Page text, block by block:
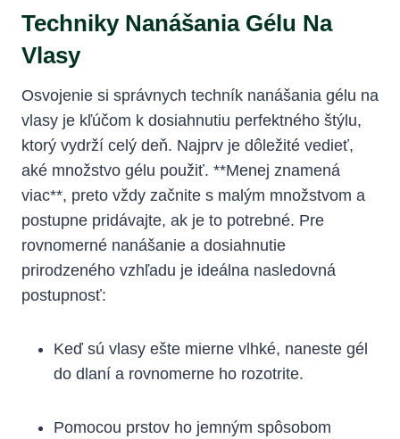
Techniky Nanášania Gélu Na
Vlasy
Osvojenie si správnych techník nanášania gélu na
vlasy je kľúčom k dosiahnutiu perfektného štýlu,
ktorý vydrží celý deň. Najprv je dôležité vedieť,
aké množstvo gélu použiť. **Menej znamená
viac**, preto vždy začnite s malým množstvom a
postupne pridávajte, ak je to potrebné. Pre
rovnomerné nanášanie a dosiahnutie
prirodzeného vzhľadu je ideálna nasledovná
postupnosť:
Keď sú vlasy ešte mierne vlhké, naneste gél
do dlaní a rovnomerne ho rozotrite.
Pomocou prstov ho jemným spôsobom